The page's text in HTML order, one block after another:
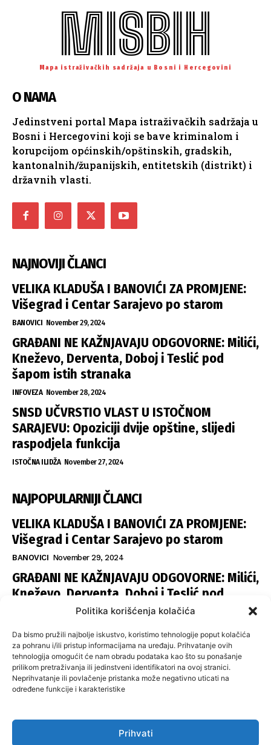
Politika korišćenja kolačića
Da bismo pružili najbolje iskustvo, koristimo tehnologije poput kolačića
za pohranu i/ili pristup informacijama na uređaju. Prihvatanje ovih
tehnologija omogućit će nam obradu podataka kao što su ponašanje
prilikom pretraživanja ili jedinstveni identifikatori na ovoj stranici.
Neprihvatanje ili povlačenje pristanka može negativno uticati na
određene funkcije i karakteristike
Prihvati
MISBIH
Mapa istraživačkih sadržaja u Bosni i Hercegovini
O NAMA
Jedinstveni portal Mapa istraživačkih sadržaja u
Bosni i Hercegovini koji se bave kriminalom i
korupcijom općinskih/opštinskih, gradskih,
kantonalnih/županijskih, entitetskih (distrikt) i
državnih vlasti.
NAJNOVIJI ČLANCI
VELIKA KLADUŠA I BANOVIĆI ZA PROMJENE:
Višegrad i Centar Sarajevo po starom
BANOVICI November 29, 2024
GRAĐANI NE KAŽNJAVAJU ODGOVORNE: Milići,
Kneževo, Derventa, Doboj i Teslić pod
šapom istih stranaka
INFOVEZA November 28, 2024
SNSD UČVRSTIO VLAST U ISTOČNOM
SARAJEVU: Opoziciji dvije opštine, slijedi
raspodjela funkcija
ISTOČNA ILIDŽA November 27, 2024
NAJPOPULARNIJI ČLANCI
VELIKA KLADUŠA I BANOVIĆI ZA PROMJENE:
Višegrad i Centar Sarajevo po starom
BANOVICI November 29, 2024
GRAĐANI NE KAŽNJAVAJU ODGOVORNE: Milići,
Kneževo, Derventa, Doboj i Teslić pod
šapom istih stranaka
SNSD UČVRSTIO VLAST U ISTOČNOM
SARAJEVU: Opoziciji dvije opštine, slijedi
raspodjela funkcija